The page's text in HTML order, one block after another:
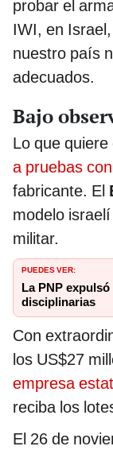
probar el
IWI, en
nuestro país
adecuados.
Bajo
Lo que
a pruebas
fabricante. El
modelo
militar.
PUEDES VER:
La PNP
disciplinarias
Con
los US$27
empresa
reciba los
El 26 de